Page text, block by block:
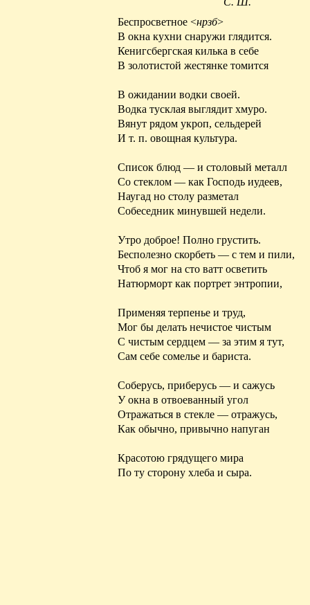
Беспросветное <нрзб>
В окна кухни снаружи глядится.
Кенигсбергская килька в себе
В золотистой жестянке томится
В ожидании водки своей.
Водка тусклая выглядит хмуро.
Вянут рядом укроп, сельдерей
И т. п. овощная культура.
Список блюд — и столовый металл
Со стеклом — как Господь иудеев,
Наугад но столу разметал
Собеседник минувшей недели.
Утро доброе! Полно грустить.
Бесполезно скорбеть — с тем и пили,
Чтоб я мог на сто ватт осветить
Натюрморт как портрет энтропии,
Применяя терпенье и труд,
Мог бы делать нечистое чистым
С чистым сердцем — за этим я тут,
Сам себе сомелье и бариста.
Соберусь, приберусь — и сажусь
У окна в отвоеванный угол
Отражаться в стекле — отражусь,
Как обычно, привычно напуган
Красотою грядущего мира
По ту сторону хлеба и сыра.